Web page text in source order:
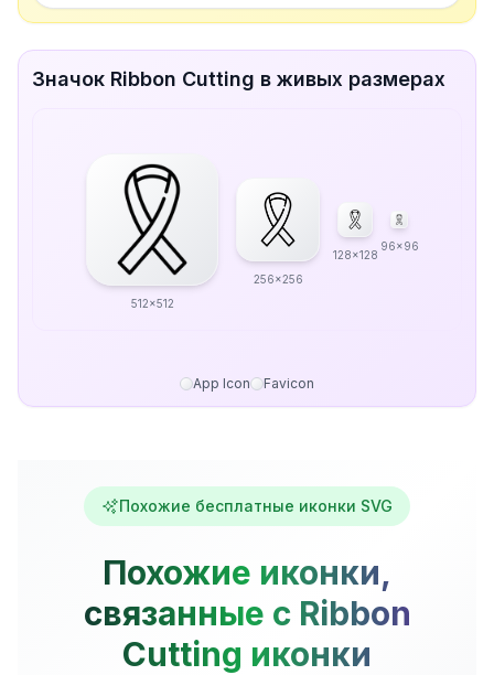
Значок Ribbon Cutting в живых размерах
512x512
256x256
128x128
96x96
App Icon Favicon
Похожие бесплатные иконки SVG
Похожие иконки,
связанные с Ribbon
Cutting иконки